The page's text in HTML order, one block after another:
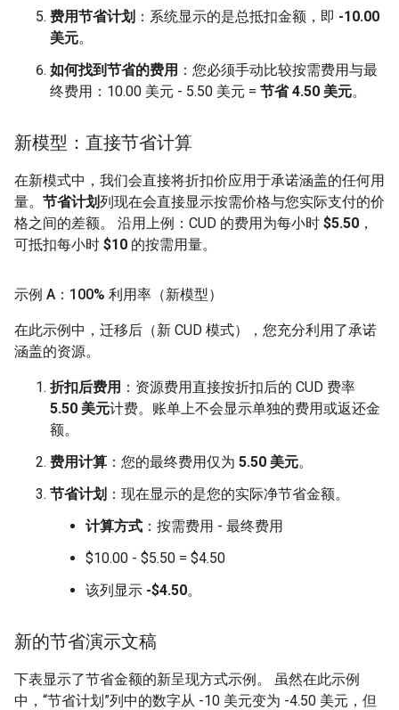
费用节省计划 ：系统显示的是总抵扣金额，即 -10.00
美元。
如何找到节省的费用 ：您必须手动比较按需费用与最
终费用：10.00 美元 - 5.50 美元 = 节省 4.50 美元。
新模型：直接节省计算
在新模式中，我们会直接将折扣价应用于承诺涵盖的任何用
量。 节省计划列现在会直接显示按需价格与您实际支付的价
格之间的差额。 沿用上例：CUD 的费用为每小时 $5.50 ，
可抵扣每小时 $10 的按需用量。
示例 A：100% 利用率（新模型）
在此示例中，迁移后（新 CUD 模式），您充分利用了承诺
涵盖的资源。
折扣后费用 ：资源费用直接按折扣后的 CUD 费率
5.50 美元计费。账单上不会显示单独的费用或返还金
额。
费用计算 ：您的最终费用仅为 5.50 美元。
节省计划 ：现在显示的是您的实际净节省金额。
计算方式 ：按需费用 - 最终费用
$10.00 - $5.50 = $4.50
该列显示 -$4.50。
新的节省演示文稿
下表显示了节省金额的新呈现方式示例。 虽然在此示例
中，“节省计划”列中的数字从 -10 美元变为 -4.50 美元，但